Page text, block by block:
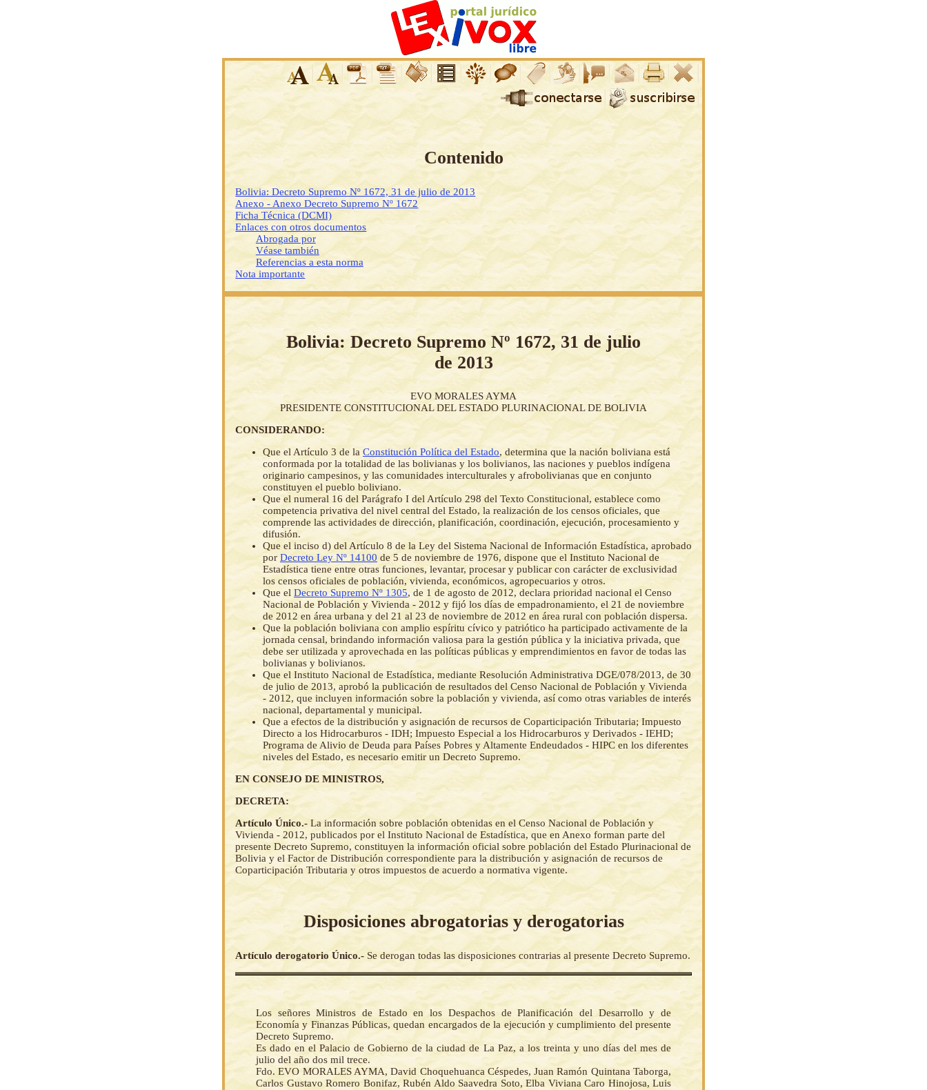
Contenido
Bolivia: Decreto Supremo Nº 1672, 31 de julio de 2013
Anexo - Anexo Decreto Supremo Nº 1672
Ficha Técnica (DCMI)
Enlaces con otros documentos
Abrogada por
Véase también
Referencias a esta norma
Nota importante
Bolivia: Decreto Supremo Nº 1672, 31 de julio
de 2013
EVO MORALES AYMA
PRESIDENTE CONSTITUCIONAL DEL ESTADO PLURINACIONAL DE BOLIVIA
CONSIDERANDO:
Que el Artículo 3 de la Constitución Política del Estado, determina que la nación boliviana está
conformada por la totalidad de las bolivianas y los bolivianos, las naciones y pueblos indígena
originario campesinos, y las comunidades interculturales y afrobolivianas que en conjunto
constituyen el pueblo boliviano.
Que el numeral 16 del Parágrafo I del Artículo 298 del Texto Constitucional, establece como
competencia privativa del nivel central del Estado, la realización de los censos oficiales, que
comprende las actividades de dirección, planificación, coordinación, ejecución, procesamiento y
difusión.
Que el inciso d) del Artículo 8 de la Ley del Sistema Nacional de Información Estadística, aprobado
por Decreto Ley Nº 14100 de 5 de noviembre de 1976, dispone que el Instituto Nacional de
Estadística tiene entre otras funciones, levantar, procesar y publicar con carácter de exclusividad
los censos oficiales de población, vivienda, económicos, agropecuarios y otros.
Que el Decreto Supremo Nº 1305, de 1 de agosto de 2012, declara prioridad nacional el Censo
Nacional de Población y Vivienda - 2012 y fijó los días de empadronamiento, el 21 de noviembre
de 2012 en área urbana y del 21 al 23 de noviembre de 2012 en área rural con población dispersa.
Que la población boliviana con amplio espíritu cívico y patriótico ha participado activamente de la
jornada censal, brindando información valiosa para la gestión pública y la iniciativa privada, que
debe ser utilizada y aprovechada en las políticas públicas y emprendimientos en favor de todas las
bolivianas y bolivianos.
Que el Instituto Nacional de Estadística, mediante Resolución Administrativa DGE/078/2013, de 30
de julio de 2013, aprobó la publicación de resultados del Censo Nacional de Población y Vivienda
- 2012, que incluyen información sobre la población y vivienda, así como otras variables de interés
nacional, departamental y municipal.
Que a efectos de la distribución y asignación de recursos de Coparticipación Tributaria; Impuesto
Directo a los Hidrocarburos - IDH; Impuesto Especial a los Hidrocarburos y Derivados - IEHD;
Programa de Alivio de Deuda para Países Pobres y Altamente Endeudados - HIPC en los diferentes
niveles del Estado, es necesario emitir un Decreto Supremo.
EN CONSEJO DE MINISTROS,
DECRETA:
Artículo Único.- La información sobre población obtenidas en el Censo Nacional de Población y
Vivienda - 2012, publicados por el Instituto Nacional de Estadística, que en Anexo forman parte del
presente Decreto Supremo, constituyen la información oficial sobre población del Estado Plurinacional de
Bolivia y el Factor de Distribución correspondiente para la distribución y asignación de recursos de
Coparticipación Tributaria y otros impuestos de acuerdo a normativa vigente.
Disposiciones abrogatorias y derogatorias
Artículo derogatorio Único.- Se derogan todas las disposiciones contrarias al presente Decreto Supremo.
Los señores Ministros de Estado en los Despachos de Planificación del Desarrollo y de
Economía y Finanzas Públicas, quedan encargados de la ejecución y cumplimiento del presente
Decreto Supremo.
Es dado en el Palacio de Gobierno de la ciudad de La Paz, a los treinta y uno días del mes de
julio del año dos mil trece.
Fdo. EVO MORALES AYMA, David Choquehuanca Céspedes, Juan Ramón Quintana Taborga,
Carlos Gustavo Romero Bonifaz, Rubén Aldo Saavedra Soto, Elba Viviana Caro Hinojosa, Luis